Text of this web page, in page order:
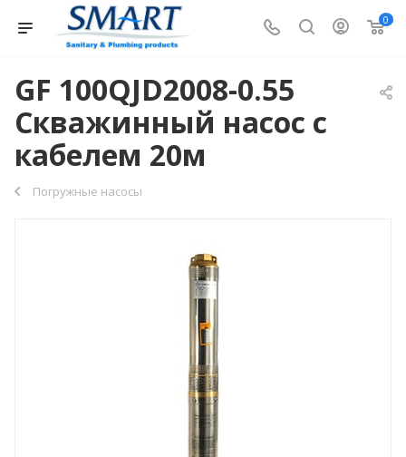
0
GF 100QJD2008-0.55
Скважинный насос с
кабелем 20м
Погружные насосы